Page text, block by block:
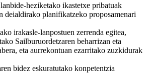
heziketako ikastetxe pribatuak
deialdirako planifikatzeko proposamenari
irakasle-lanpostuen zerrenda egitea,
Sailburuordetzaren beharrizan eta
eta aurrekontuan ezarritako zuzkidurak
bidez eskuratutako konpetentzia